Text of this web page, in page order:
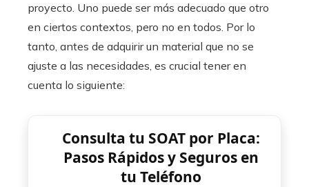
proyecto. Uno puede ser más adecuado que otro
en ciertos contextos, pero no en todos. Por lo
tanto, antes de adquirir un material que no se
ajuste a las necesidades, es crucial tener en
cuenta lo siguiente:
Consulta tu SOAT por Placa:
Pasos Rápidos y Seguros en
tu Teléfono